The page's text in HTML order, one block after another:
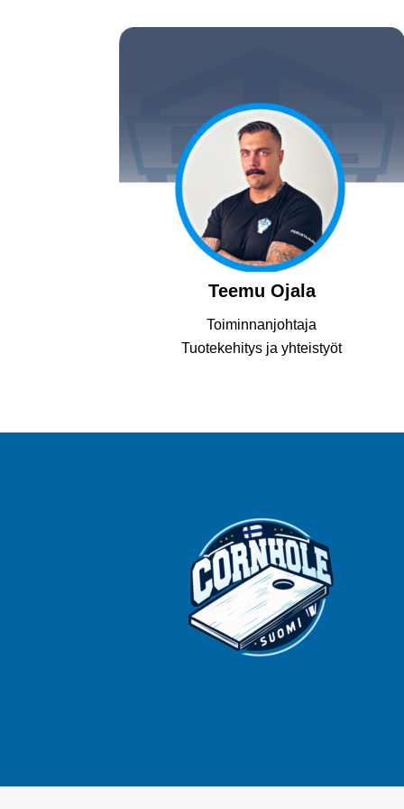
Teemu Ojala
Toiminnanjohtaja
Tuotekehitys ja yhteistyöt